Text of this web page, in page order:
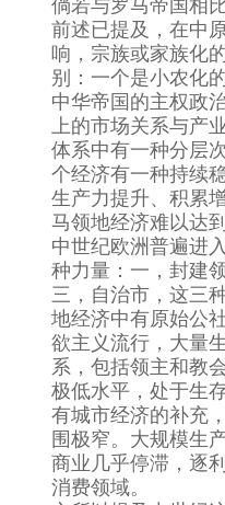
倘若与罗马帝国相
前述已提及，在中
响，宗族或家族化
别：一个是小农化
中华帝国的主权政
上的市场关系与产
体系中有一种分层
个经济有一种持续
生产力提升、积累
马领地经济难以达
中世纪欧洲普遍进
种力量：一，封建
三，自治市，这三
地经济中有原始公
欲主义流行，大量
系，包括领主和教
极低水平，处于生
有城市经济的补充
围极窄。大规模生
商业几乎停滞，逐
消费领域。